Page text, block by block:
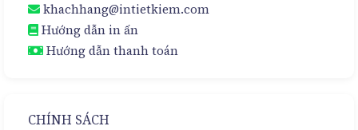
khachhang@intietkiem.com
Hướng dẫn in ấn
Hướng dẫn thanh toán
CHÍNH SÁCH